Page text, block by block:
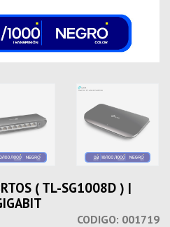
( TL-SG1008D ) |
CODIGO: 001719